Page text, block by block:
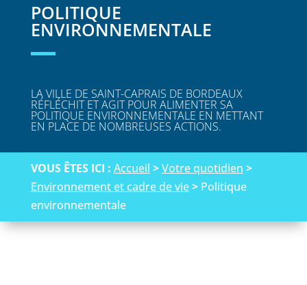
POLITIQUE
ENVIRONNEMENTALE
LA VILLE DE SAINT-CAPRAIS DE BORDEAUX
RÉFLÉCHIT ET AGIT POUR ALIMENTER SA
POLITIQUE ENVIRONNEMENTALE EN METTANT
EN PLACE DE NOMBREUSES ACTIONS.
VOUS ÊTES ICI : Accueil >Votre quotidien >
Environnement et cadre de vie> Politique
environnementale